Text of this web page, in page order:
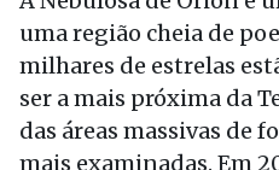
uma região cheia de
milhares de estrelas
ser a mais próxima da
das áreas massivas de
mais examinadas. Em